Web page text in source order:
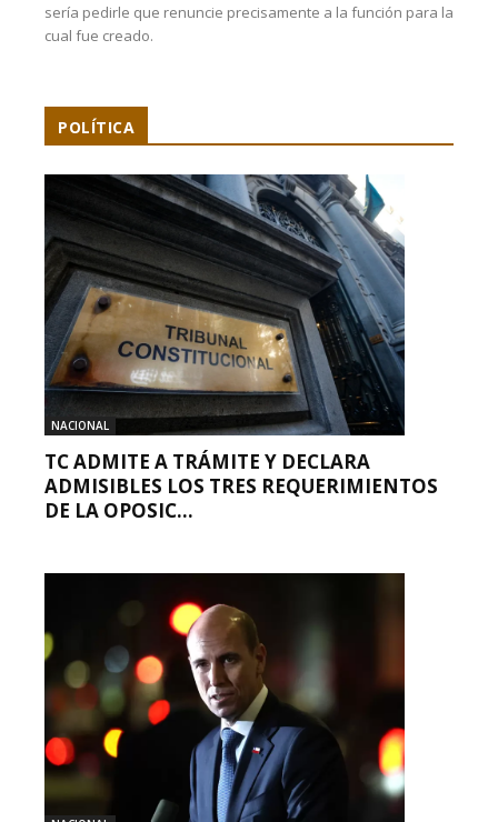
sería pedirle que renuncie precisamente a la función para la
cual fue creado.
POLÍTICA
NACIONAL
TC ADMITE A TRÁMITE Y DECLARA
ADMISIBLES LOS TRES REQUERIMIENTOS
DE LA OPOSIC...